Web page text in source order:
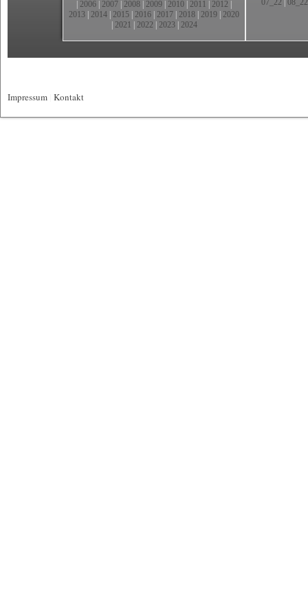
2006 2007 2008 2009 2010 2011 2012
2013 2014 2015 2016 2017 2018 2019 2020
2021 2022 2023| 2024
07_22
08_22
Impressum Kontakt